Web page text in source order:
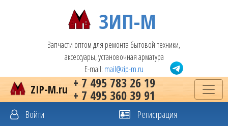
ЗИП-М
Запчасти оптом для ремонта бытовой техники,
аксессуары, установочная арматура
E-mail: mail@zip-m.ru
+ 7 495 783 26 19
+ 7 495 360 39 91
ZIP-M.ru
Войти Регистрация